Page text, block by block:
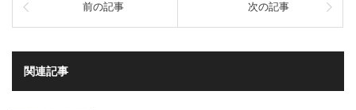
前の記事 次の記事
関連記事